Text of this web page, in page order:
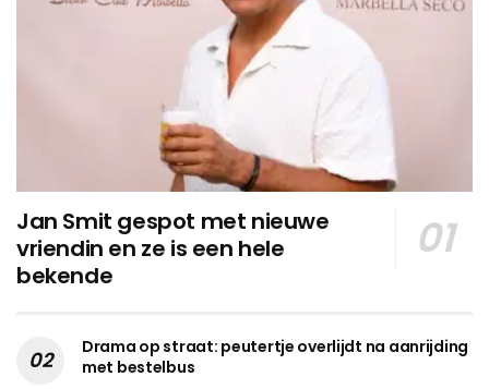
Jan Smit gespot met nieuwe
vriendin en ze is een hele
bekende
Drama op straat: peutertje overlijdt na aanrijding
met bestelbus